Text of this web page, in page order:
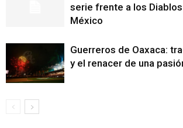
serie frente a los
México
Guerreros de Oaxaca:
y el renacer de una